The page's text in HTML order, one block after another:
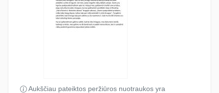
Aukščiau pateiktos peržiūros nuotraukos yra